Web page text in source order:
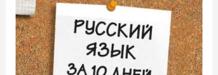
использовано в российских вузах как
сопроводительный курс к программе
второго семестра подготовительного
факультета, а также в качестве
корректировочного, сопроводительного
или основного учебного пособия в